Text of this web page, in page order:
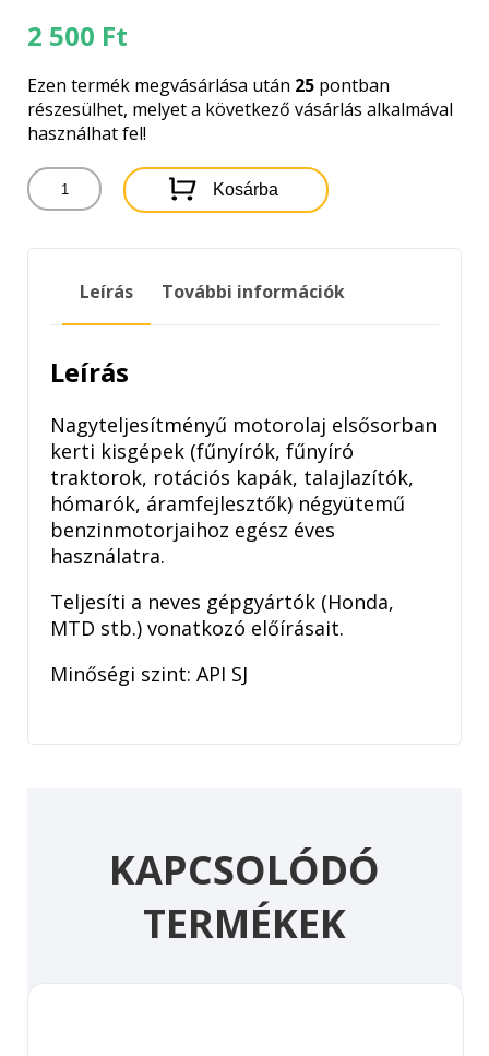
2 500 Ft
Ezen termék megvásárlása után 25 pontban
részesülhet, melyet a következő vásárlás alkalmával
használhat fel!
OEST
GIGANT
mennyiség
Kosárba
Leírás További információk
Leírás
Nagyteljesítményű motorolaj elsősorban
kerti kisgépek (fűnyírók, fűnyíró
traktorok, rotációs kapák, talajlazítók,
hómarók, áramfejlesztők) négyütemű
benzinmotorjaihoz egész éves
használatra.
Teljesíti a neves gépgyártók (Honda,
MTD stb.) vonatkozó előírásait.
Minőségi szint: API SJ
KAPCSOLÓDÓ
TERMÉKEK